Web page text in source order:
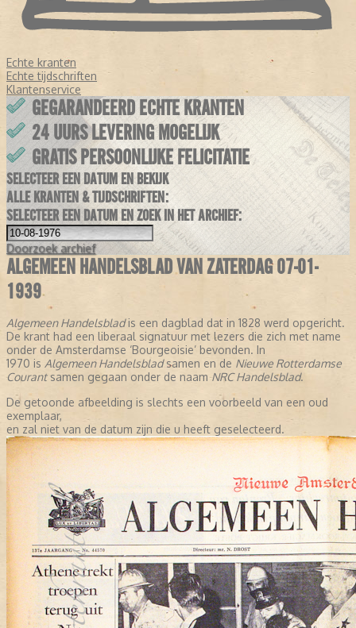
Echte kranten
Echte tijdschriften
Klantenservice
GEGARANDEERD ECHTE KRANTEN
24 UURS LEVERING MOGELIJK
GRATIS PERSOONLIJKE FELICITATIE
SELECTEER EEN DATUM EN BEKIJK
ALLE KRANTEN & TIJDSCHRIFTEN:
SELECTEER EEN DATUM EN ZOEK IN HET ARCHIEF:
Doorzoek archief
ALGEMEEN HANDELSBLAD VAN ZATERDAG 07-01-
1939
Algemeen Handelsbladis een dagblad dat in 1828 werd opgericht.
De krant had een liberaal signatuur met lezers die zich met name
onder de Amsterdamse ‘Bourgeoisie’ bevonden. In
1970 is Algemeen Handelsbladsamen en de Nieuwe Rotterdamse
Courantsamen gegaan onder de naamNRC Handelsblad.
De getoonde afbeelding is slechts een voorbeeld van een oud
exemplaar,
en zal niet van de datum zijn die u heeft geselecteerd.